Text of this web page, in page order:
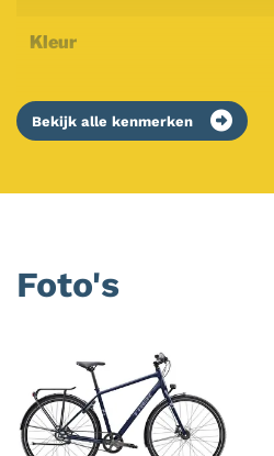
Kleur
Bekijk alle kenmerken
Foto's